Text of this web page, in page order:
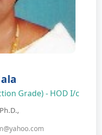
Grade) - HOD I/c